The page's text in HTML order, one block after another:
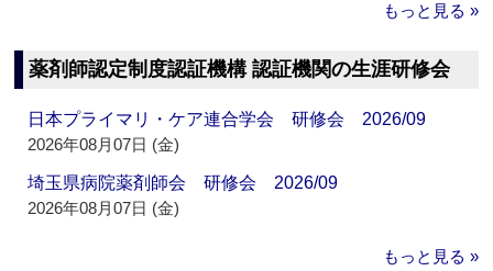
もっと見る »
薬剤師認定制度認証機構 認証機関の生涯研修会
日本プライマリ・ケア連合学会 研修会 2026/09
2026年08月07日 (金)
埼玉県病院薬剤師会 研修会 2026/09
2026年08月07日 (金)
もっと見る »